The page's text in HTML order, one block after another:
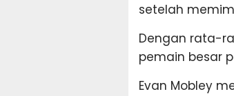
setelah
Dengan rata-
pemain besar
Evan Mobley